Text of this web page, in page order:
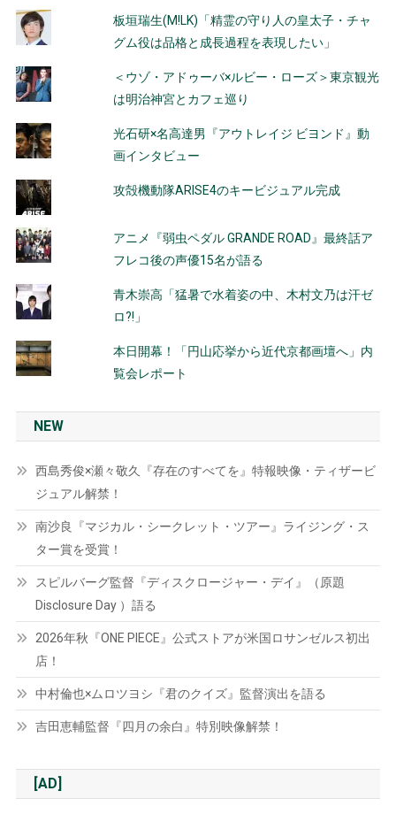
板垣瑞生(M!LK)「精霊の守り人の皇太子・チャ
グム役は品格と成長過程を表現したい」
＜ウゾ・アドゥーバ×ルビー・ローズ＞東京観光
は明治神宮とカフェ巡り
光石研×名高達男『アウトレイジ ビヨンド』動
画インタビュー
攻殻機動隊ARISE4のキービジュアル完成
アニメ『弱虫ペダル GRANDE ROAD』最終話ア
フレコ後の声優15名が語る
青木崇高「猛暑で水着姿の中、木村文乃は汗ゼ
ロ?!」
本日開幕！「円山応挙から近代京都画壇へ」内
覧会レポート
NEW
西島秀俊×瀬々敬久『存在のすべてを』特報映像・ティザービ
ジュアル解禁！
南沙良『マジカル・シークレット・ツアー』ライジング・ス
ター賞を受賞！
スピルバーグ監督『ディスクロージャー・デイ』（原題
Disclosure Day ）語る
2026年秋『ONE PIECE』公式ストアが米国ロサンゼルス初出
店！
中村倫也×ムロツヨシ『君のクイズ』監督演出を語る
吉田恵輔監督『四月の余白』特別映像解禁！
[AD]